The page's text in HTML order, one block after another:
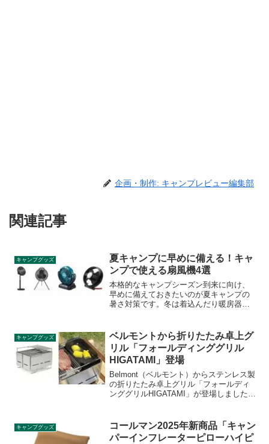
企画・制作: キャンプレビュー編集部
関連記事
キャンプグッズ
夏キャンプに早めに備える！キャ
ンプで使える扇風機4選
本格的なキャンプシーズン到来に向け、
早めに備えておきたいのが夏キャンプの
暑さ対策です。冬は着込んだり暖房器具
はないでしょうか。夏でも快適に過ごせ
るキャンプで使える扇風機を4品ご紹介し
ます。
キャンプグッズ
ベルモントから折りたたみ卓上グ
リル「フォールディンググリル
HIGATAMI」登場
Belmont（ベルモント）からステンレス製
の折りたたみ卓上グリル「フォールディ
ンググリルHIGATAMI」が登場しました。
足しも簡単です。詳細をレビューしま
す。
キャンプグッズ
コールマン2025年新商品「キャン
パーインフレーターピローハイピ